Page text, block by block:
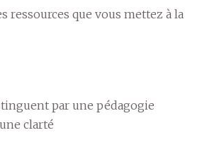
ressources que vous mettez à la
par une pédagogie
clarté